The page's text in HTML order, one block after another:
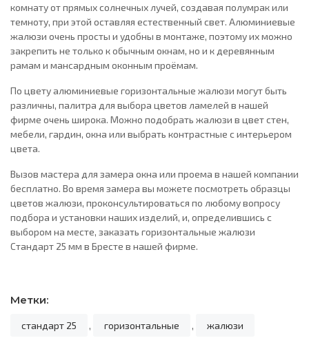
комнату от прямых солнечных лучей, создавая полумрак или
темноту, при этой оставляя естественный свет. Алюминиевые
жалюзи очень просты и удобны в монтаже, поэтому их можно
закрепить не только к обычным окнам, но и к деревянным
рамам и мансардным оконным проёмам.
По цвету алюминиевые горизонтальные жалюзи могут быть
различны, палитра для выбора цветов ламелей в нашей
фирме очень широка. Можно подобрать жалюзи в цвет стен,
мебели, гардин, окна или выбрать контрастные с интерьером
цвета.
Вызов мастера для замера окна или проема в нашей компании
бесплатно. Во время замера вы можете посмотреть образцы
цветов жалюзи, проконсультироваться по любому вопросу
подбора и установки наших изделий, и, определившись с
выбором на месте, заказать горизонтальные жалюзи
Стандарт 25 мм в Бресте в нашей фирме.
Метки:
стандарт 25 , горизонтальные , жалюзи